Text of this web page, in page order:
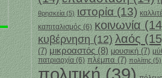
θρησκεία(5) ιστορία(13)
καπιταλισμός(6) κοινωνία
κυβέρνηση(12) λαός
(7) μικροαστός(8) μουσική (7)
πατριαρχία (6) πλέμπα (7) πολίτης(5)